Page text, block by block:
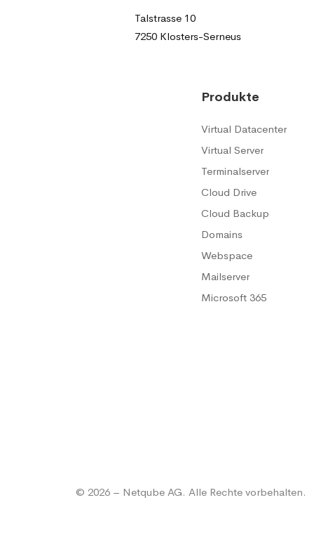
Talstrasse 10
7250 Klosters-Serneus
Produkte
Virtual Datacenter
Virtual Server
Terminalserver
Cloud Drive
Cloud Backup
Domains
Webspace
Mailserver
Microsoft 365
© 2026 – Netqube AG. Alle Rechte vorbehalten.